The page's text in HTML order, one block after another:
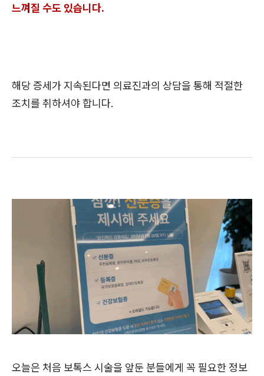
느껴질 수도 있습니다.
해당 증세가 지속된다면 의료진과의 상담을 통해 적절한
조치를 취하셔야 합니다.
오늘은 처음 보톡스 시술을 앞둔 분들에게 꼭 필요한 정보